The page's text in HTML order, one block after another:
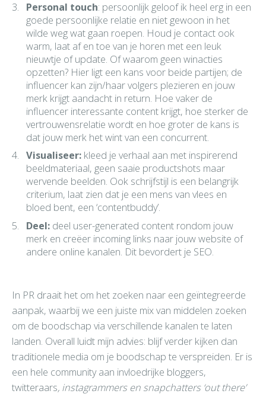
Personal touch: persoonlijk geloof ik heel erg in een
goede persoonlijke relatie en niet gewoon in het
wilde weg wat gaan roepen. Houd je contact ook
warm, laat af en toe van je horen met een leuk
nieuwtje of update. Of waarom geen winacties
opzetten? Hier ligt een kans voor beide partijen; de
influencer kan zijn/haar volgers plezieren en jouw
merk krijgt aandacht in return. Hoe vaker de
influencer interessante content krijgt, hoe sterker de
vertrouwensrelatie wordt en hoe groter de kans is
dat jouw merk het wint van een concurrent.
Visualiseer: kleed je verhaal aan met inspirerend
beeldmateriaal, geen saaie productshots maar
wervende beelden. Ook schrijfstijl is een belangrijk
criterium, laat zien dat je een mens van vlees en
bloed bent, een ‘contentbuddy’.
Deel: deel user-generated content rondom jouw
merk en creëer incoming links naar jouw website of
andere online kanalen. Dit bevordert je SEO.
In PR draait het om het zoeken naar een geïntegreerde
aanpak, waarbij we een juiste mix van middelen zoeken
om de boodschap via verschillende kanalen te laten
landen. Overall luidt mijn advies: blijf verder kijken dan
traditionele media om je boodschap te verspreiden. Er is
een hele community aan invloedrijke bloggers,
twitteraars, instagrammers en snapchatters ‘out there’